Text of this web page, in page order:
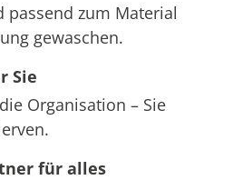
passend zum Material
gewaschen.
Sie
Organisation – Sie
für alles